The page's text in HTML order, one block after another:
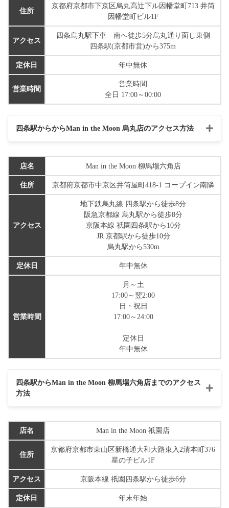
住所
京都府京都市下京区烏丸高辻下ル因幡堂町713 井筒
因幡堂町ビル1F
アクセス
四条烏丸駅下車 南へ徒歩5分烏丸通り面し東側
四条駅(京都市営)から375m
定休日 年中無休
営業時間
営業時間
全日 17:00～00:00
四条駅からからMan in the Moon 烏丸店のアクセス方法
店名 Man in the Moon 柳馬場六角店
住所 京都府京都市中京区井筒屋町418-1 コープイン南隣
アクセス
地下鉄烏丸線 四条駅から徒歩8分
阪急京都線 烏丸駅から徒歩8分
京阪本線 祇園四条駅から10分
JR 京都駅から徒歩10分
烏丸駅から530m
定休日 年中無休
営業時間
月～土
17:00～翌2:00
日・祝日
17:00～24:00
定休日
年中無休
四条駅からMan in the Moon 柳馬場六角店までのアクセス
方法
店名 Man in the Moon 祇園店
住所
京都府京都市東山区新橋通大和大路東入2清本町376
星の子ビル1F
アクセス 京阪本線 祇園四条駅から徒歩6分
定休日 年末年始